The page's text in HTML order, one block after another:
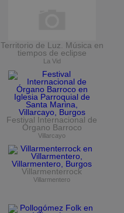
Territorio de Luz. Música en
tiempos de eclipse
La Vid
Festival Internacional de
Órgano Barroco
Villarcayo
Villarmenterrock
Villarmentero